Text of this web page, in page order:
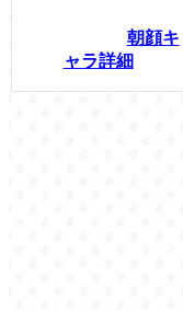
朝顔キ
ャラ詳細